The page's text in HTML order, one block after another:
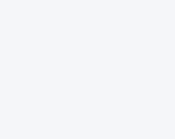
Boerenbusiness is je partner
van onafhankelijke en
marktinformatie en -data.